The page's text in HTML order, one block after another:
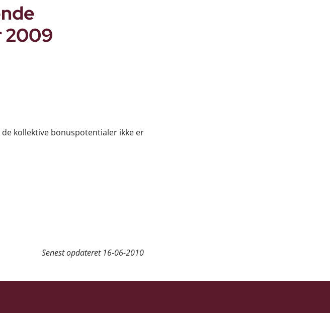
2009
kollektive bonuspotentialer ikke er
Senest opdateret 16-06-2010